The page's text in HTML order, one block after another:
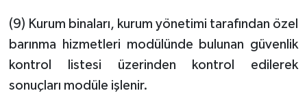
(9) Kurum binaları, kurum yönetimi tarafından özel
barınma hizmetleri modülünde bulunan güvenlik
kontrol listesi üzerinden kontrol edilerek
sonuçları modüle işlenir.